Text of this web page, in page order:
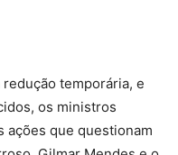
temporária, e
os ministros
ações que questionam